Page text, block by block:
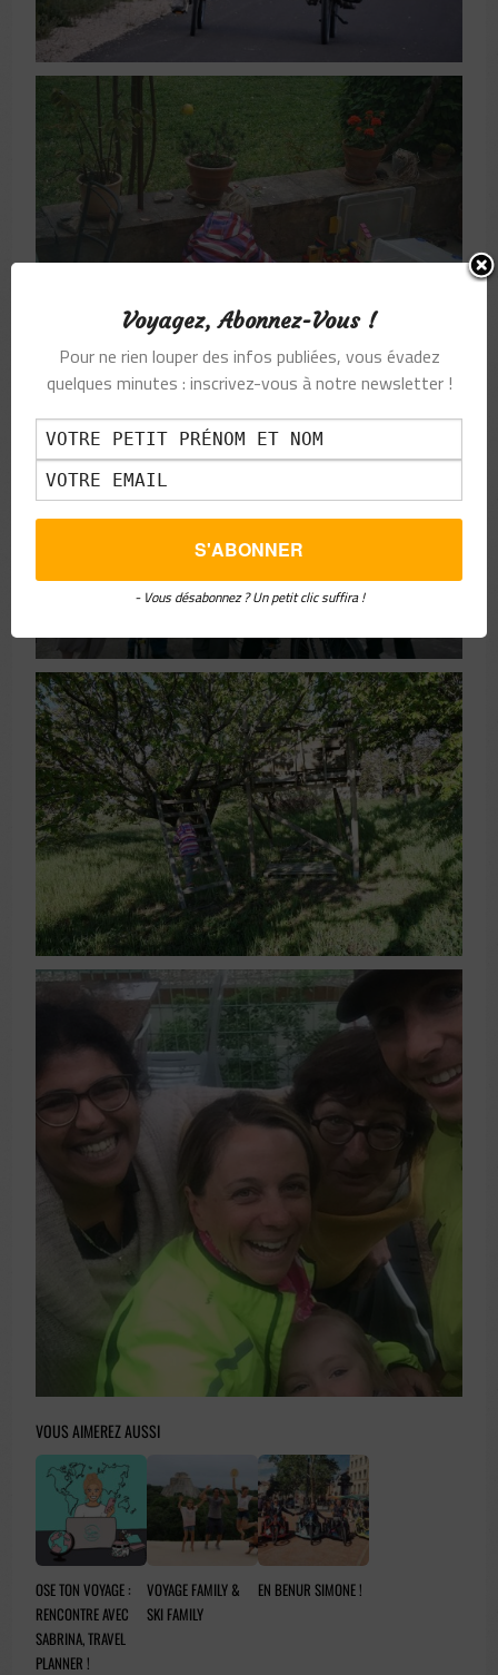
VOUS AIMEREZ AUSSI
OSE TON VOYAGE :
RENCONTRE AVEC
SABRINA, TRAVEL
PLANNER !
VOYAGE FAMILY &
SKI FAMILY
EN BENUR SIMONE !
Voyagez, Abonnez-Vous !
Pour ne rien louper des infos publiées, vous évadez
quelques minutes : inscrivez-vous à notre newsletter !
- Vous désabonnez ? Un petit clic suffira !